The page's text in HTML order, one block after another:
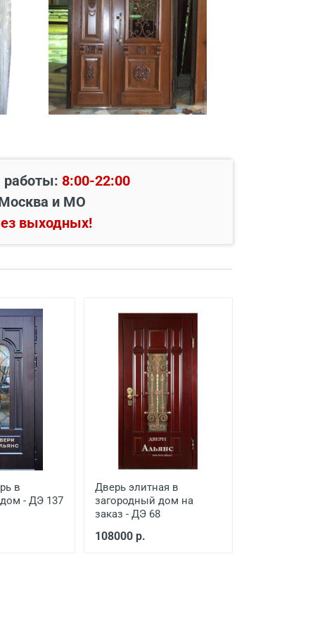
8:00-22:00
и МО
выходных!
в
- ДЭ 137
Дверь элитная в
загородный дом на
заказ - ДЭ 68
108000 р.